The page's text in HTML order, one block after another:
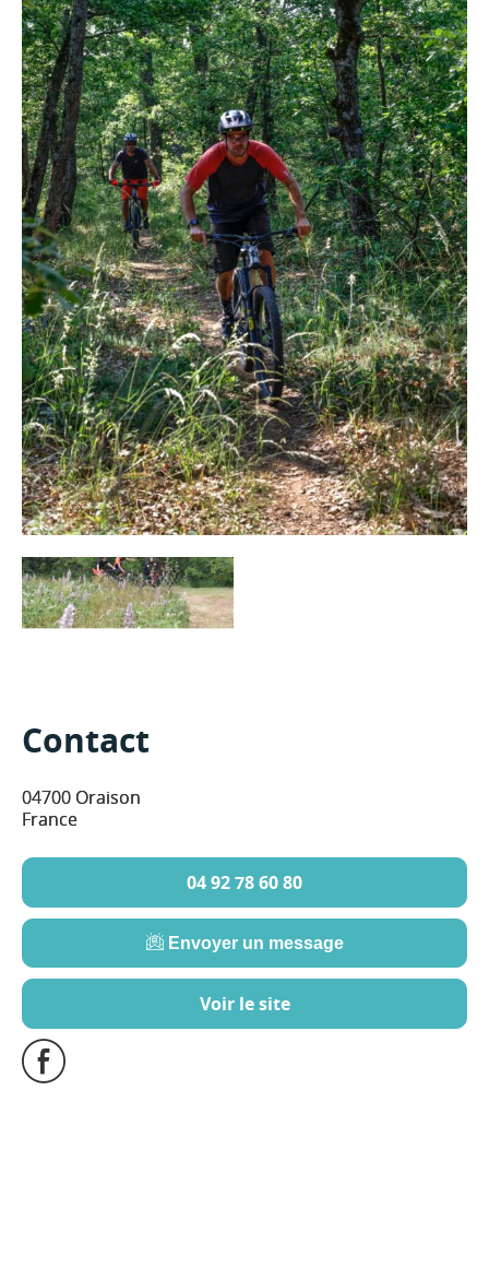
Contact
04700 Oraison
France
04 92 78 60 80
Envoyer un message
Voir le site